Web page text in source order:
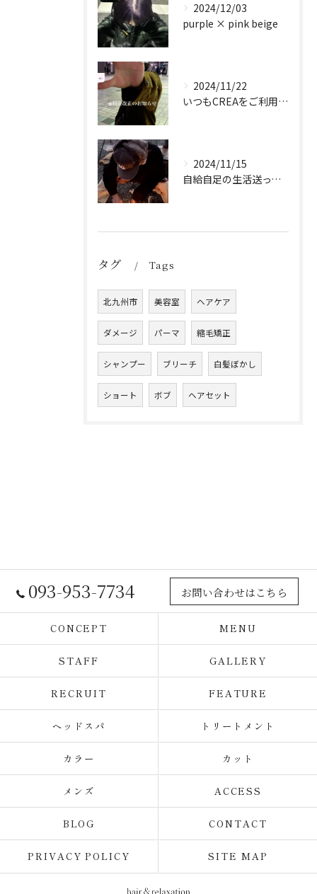
2024/12/03
purple × pink beige
2024/11/22
いつもCREAをご利用頂き誠に有難う御座います！
2024/11/15
自給自足の生活送ってます
タグ Tags
北九州市 美容室 ヘアケア
ダメージ パーマ 縮毛矯正
シャンプー ブリーチ 白髪ぼかし
ショート ボブ ヘアセット
093-953-7734 お問い合わせはこちら
CONCEPT MENU
STAFF GALLERY
RECRUIT FEATURE
ヘッドスパ トリートメント
カラー カット
メンズ ACCESS
BLOG CONTACT
PRIVACY POLICY SITE MAP